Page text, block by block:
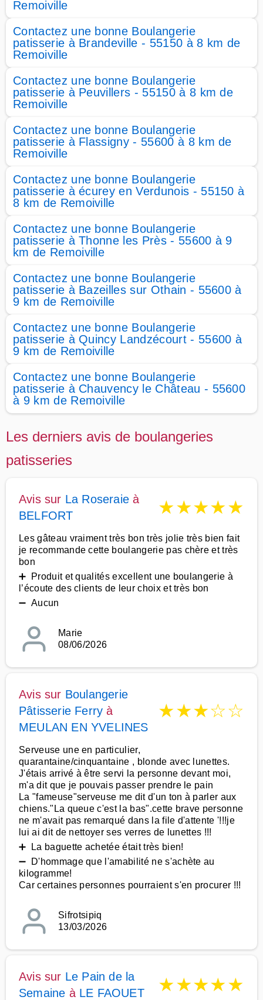
Remoiville
Contactez une bonne Boulangerie
patisserie à Brandeville - 55150 à 8 km de
Remoiville
Contactez une bonne Boulangerie
patisserie à Peuvillers - 55150 à 8 km de
Remoiville
Contactez une bonne Boulangerie
patisserie à Flassigny - 55600 à 8 km de
Remoiville
Contactez une bonne Boulangerie
patisserie à écurey en Verdunois - 55150 à
8 km de Remoiville
Contactez une bonne Boulangerie
patisserie à Thonne les Près - 55600 à 9
km de Remoiville
Contactez une bonne Boulangerie
patisserie à Bazeilles sur Othain - 55600 à
9 km de Remoiville
Contactez une bonne Boulangerie
patisserie à Quincy Landzécourt - 55600 à
9 km de Remoiville
Contactez une bonne Boulangerie
patisserie à Chauvency le Château - 55600
à 9 km de Remoiville
Les derniers avis de boulangeries
patisseries
Avis sur La Roseraie à
BELFORT
★★★★★
Les gâteau vraiment très bon très jolie très bien fait
je recommande cette boulangerie pas chère et très
bon
➕ Produit et qualités excellent une boulangerie à
l’écoute des clients de leur choix et très bon
➖ Aucun
Marie
08/06/2026
Avis sur Boulangerie
Pâtisserie Ferry à
MEULAN EN YVELINES
★★★☆☆
Serveuse une en particulier,
quarantaine/cinquantaine , blonde avec lunettes.
J'étais arrivé à être servi la personne devant moi,
m'a dit que je pouvais passer prendre le pain
La "fameuse"serveuse me dit d'un ton à parler aux
chiens."La queue c'est la bas".cette brave personne
ne m'avait pas remarqué dans la file d'attente '!!!je
lui ai dit de nettoyer ses verres de lunettes !!!
➕ La baguette achetée était très bien!
➖ D'hommage que l'amabilité ne s'achète au
kilogramme!
Car certaines personnes pourraient s'en procurer !!!
Sifrotsipiq
13/03/2026
Avis sur Le Pain de la
Semaine à LE FAOUET ★★★★★